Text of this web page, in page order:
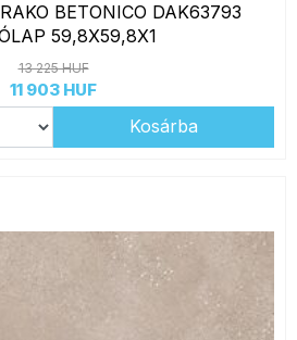
BETONICO DAK63793
59,8X59,8X1
13 225 HUF
11 903 HUF
Kosárba